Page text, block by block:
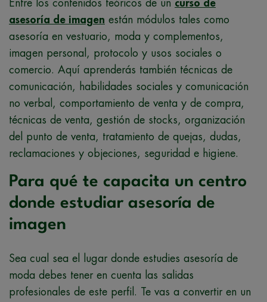
Entre los contenidos teóricos de un curso de
asesoría de imagen están módulos tales como
asesoría en vestuario, moda y complementos,
imagen personal, protocolo y usos sociales o
comercio. Aquí aprenderás también técnicas de
comunicación, habilidades sociales y comunicación
no verbal, comportamiento de venta y de compra,
técnicas de venta, gestión de stocks, organización
del punto de venta, tratamiento de quejas, dudas,
reclamaciones y objeciones, seguridad e higiene.
Para qué te capacita un centro
donde estudiar asesoría de
imagen
Sea cual sea el lugar donde estudies asesoría de
moda debes tener en cuenta las salidas
profesionales de este perfil. Te vas a convertir en un